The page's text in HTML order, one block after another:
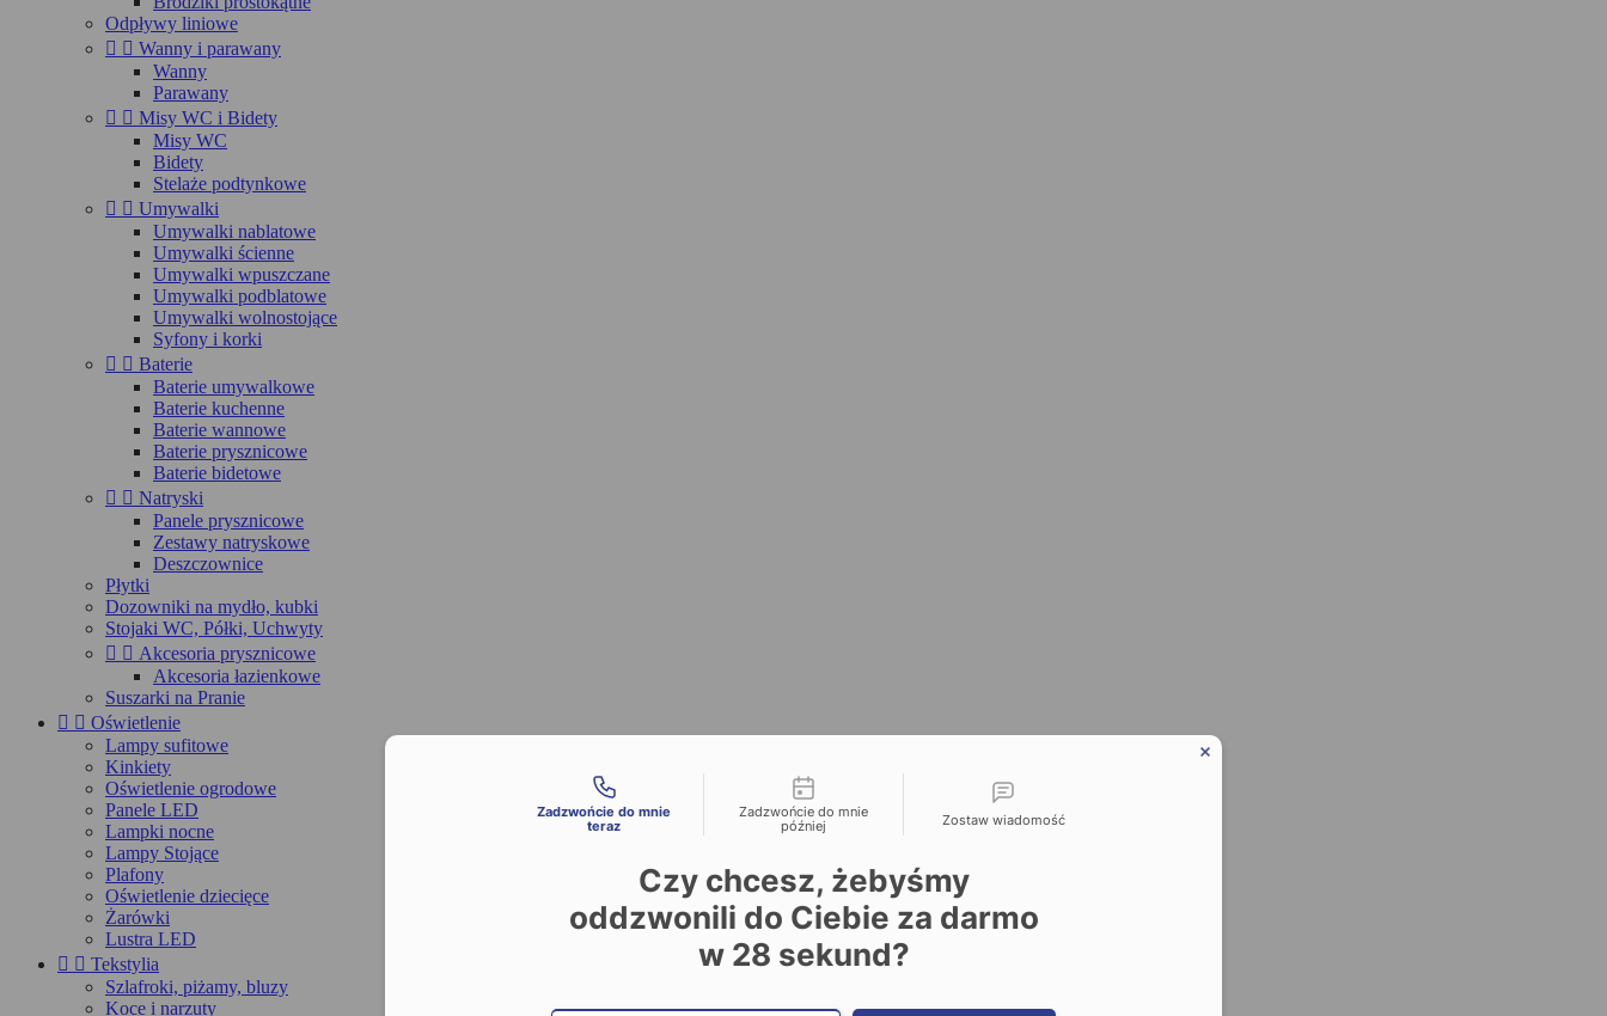
Odpływy liniowe
  Wanny i parawany
Wanny
Parawany
  Misy WC i Bidety
Misy WC
Bidety
Stelaże podtynkowe
  Umywalki
Umywalki nablatowe
Umywalki ścienne
Umywalki wpuszczane
Umywalki podblatowe
Umywalki wolnostojące
Syfony i korki
  Baterie
Baterie umywalkowe
Baterie kuchenne
Baterie wannowe
Baterie prysznicowe
Baterie bidetowe
  Natryski
Panele prysznicowe
Zestawy natryskowe
Deszczownice
Płytki
Dozowniki na mydło, kubki
Stojaki WC, Półki, Uchwyty
  Akcesoria prysznicowe
Akcesoria łazienkowe
Suszarki na Pranie
  Oświetlenie
Lampy sufitowe
Kinkiety
Oświetlenie ogrodowe
Panele LED
Lampki nocne
Lampy Stojące
Plafony
Oświetlenie dziecięce
Żarówki
Lustra LED
  Tekstylia
Szlafroki, piżamy, bluzy
Koce i narzuty
Możliwości kontaktu
Zadzwońcie do mnie
teraz
Zadzwońcie do mnie
później
Zostaw wiadomość
Czy chcesz, żebyśmy
oddzwonili do Ciebie za darmo
w 28 sekund?